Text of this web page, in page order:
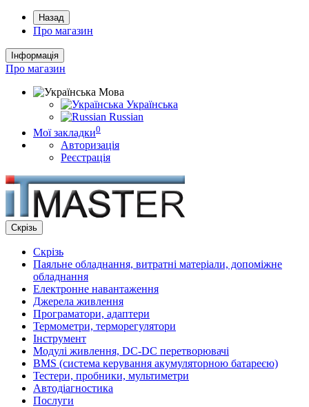
Назад
Про магазин
Інформація
Про магазин
Мова
Українська
Russian
Мої закладки0
Авторизація
Реєстрація
Скрізь
Скрізь
Паяльне обладнання, витратні матеріали, допоміжне
обладнання
Електронне навантаження
Джерела живлення
Програматори, адаптери
Термометри, терморегулятори
Інструмент
Модулі живлення, DC-DC перетворювачі
BMS (система керування акумуляторною батареєю)
Тестери, пробники, мультиметри
Автодіагностика
Послуги